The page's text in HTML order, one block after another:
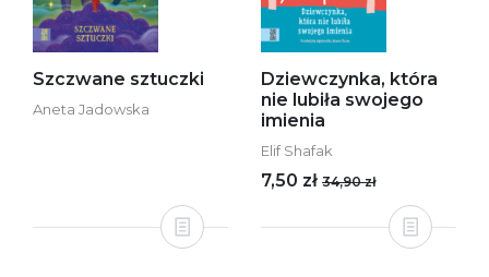
Szczwane sztuczki
Aneta Jadowska
Dziewczynka, która
nie lubiła swojego
imienia
Elif Shafak
7,50 zł 34,90 zł